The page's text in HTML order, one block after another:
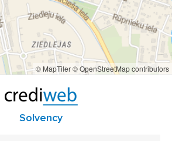
© MapTiler© OpenStreetMap contributors
Solvency